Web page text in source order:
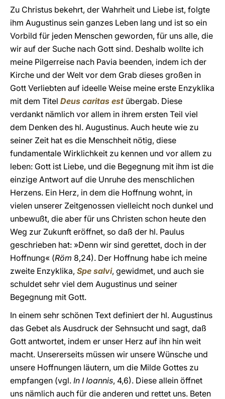
Zu Christus bekehrt, der Wahrheit und Liebe ist, folgte
ihm Augustinus sein ganzes Leben lang und ist so ein
Vorbild für jeden Menschen geworden, für uns alle, die
wir auf der Suche nach Gott sind. Deshalb wollte ich
meine Pilgerreise nach Pavia beenden, indem ich der
Kirche und der Welt vor dem Grab dieses großen in
Gott Verliebten auf ideelle Weise meine erste Enzyklika
mit dem Titel Deus caritas est übergab. Diese
verdankt nämlich vor allem in ihrem ersten Teil viel
dem Denken des hl. Augustinus. Auch heute wie zu
seiner Zeit hat es die Menschheit nötig, diese
fundamentale Wirklichkeit zu kennen und vor allem zu
leben: Gott ist Liebe, und die Begegnung mit ihm ist die
einzige Antwort auf die Unruhe des menschlichen
Herzens. Ein Herz, in dem die Hoffnung wohnt, in
vielen unserer Zeitgenossen vielleicht noch dunkel und
unbewußt, die aber für uns Christen schon heute den
Weg zur Zukunft eröffnet, so daß der hl. Paulus
geschrieben hat: »Denn wir sind gerettet, doch in der
Hoffnung« (Röm 8,24). Der Hoffnung habe ich meine
zweite Enzyklika, Spe salvi, gewidmet, und auch sie
schuldet sehr viel dem Augustinus und seiner
Begegnung mit Gott.
In einem sehr schönen Text definiert der hl. Augustinus
das Gebet als Ausdruck der Sehnsucht und sagt, daß
Gott antwortet, indem er unser Herz auf ihn hin weit
macht. Unsererseits müssen wir unsere Wünsche und
unsere Hoffnungen läutern, um die Milde Gottes zu
empfangen (vgl. In I Ioannis, 4,6). Diese allein öffnet
uns nämlich auch für die anderen und rettet uns. Beten